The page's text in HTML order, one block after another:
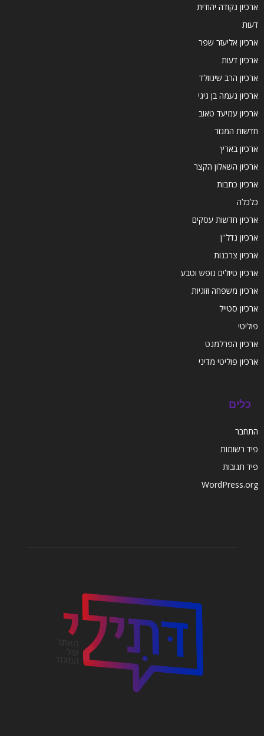
ארכיון נקודה יהודית
דעות
ארכיון אליעזר שפר
ארכיון דעות
ארכיון הרב שינוולד
ארכיון נעמה בן גיגי
ארכיון עמיעד טאוב
חדשות המגזר
ארכיון בארץ
ארכיון השאלון הקצר
ארכיון כתבות
כלכלה
ארכיון חדשות עסקים
ארכיון נדל''ן
ארכיון צרכנות
ארכיון טיולים נופש וטבע
ארכיון משפחה וזוגיות
ארכיון סטייל
פוליטי
ארכיון הפרלמנט
ארכיון פוליטי מדיני
כלים
התחבר
פיד רשומות
פיד תגובות
WordPress.org